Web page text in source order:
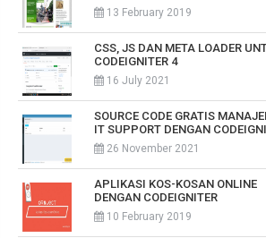
13 February 2019
CSS, JS DAN META LOADER
CODEIGNITER 4
16 July 2021
SOURCE CODE GRATIS
IT SUPPORT DENGAN
26 November 2021
APLIKASI KOS-KOSAN ONLINE
DENGAN CODEIGNITER
10 February 2019